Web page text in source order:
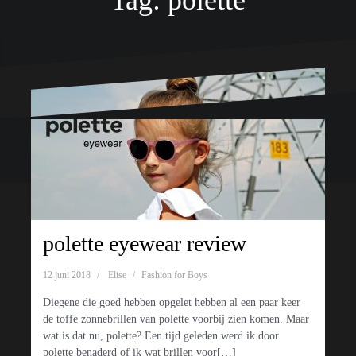
polette eyewear review
12 juni 2018 Elise Fashion for Boys
Diegene die goed hebben opgelet hebben al een paar keer
de toffe zonnebrillen van polette voorbij zien komen. Maar
wat is dat nu, polette? Een tijd geleden werd ik door
polette benaderd of ik wat brillen voor[…]
Ondersteund door WordPress Thema:Oblique door Themeisle.